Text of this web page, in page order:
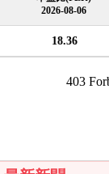
2026-08-06
18.36